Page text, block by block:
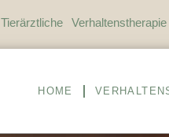
Tierärztliche
HOME